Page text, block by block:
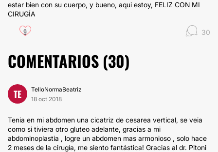
estar bien con su cuerpo, y bueno, aqui estoy, FELIZ CON MI
CIRUGÍA
9 30
COMENTARIOS (30)
TE
TelloNormaBeatriz
18 oct 2018
Tenia en mi abdomen una cicatriz de cesarea vertical, se veia
como si tiviera otro gluteo adelante, gracias a mi
abdominoplastia , logre un abdomen mas armonioso , solo hace
2 meses de la cirugía, me siento fantástica! Gracias al dr. Pitoni